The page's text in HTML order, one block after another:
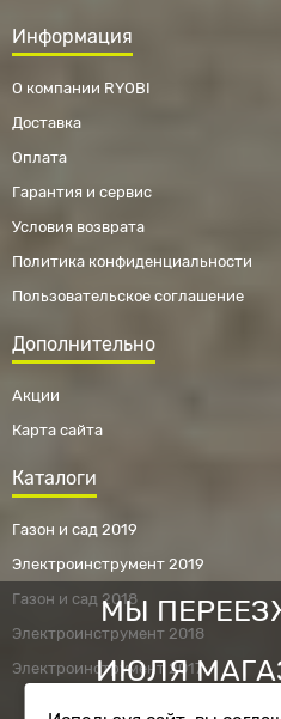
МЫ
ИЮЛЯ
Информация
О компании RYOBI
Доставка
Оплата
Гарантия и сервис
Условия возврата
Политика конфиденциальности
Пользовательское соглашение
Дополнительно
Акции
Карта сайта
Каталоги
Газон и сад 2019
Электроинструмент 2019
Газон и сад 2018
Электроинструмент 2018
Электроинструмент 2017